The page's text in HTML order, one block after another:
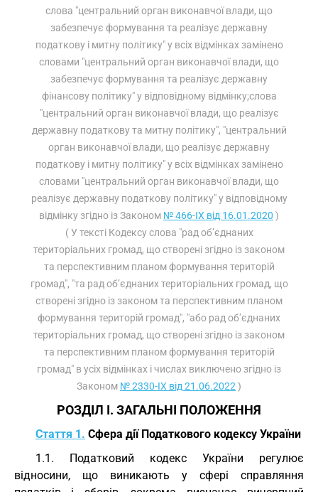
слова "центральний орган виконавчої влади, що
забезпечує формування та реалізує державну
податкову і митну політику" у всіх відмінках замінено
словами "центральний орган виконавчої влади, що
забезпечує формування та реалізує державну
фінансову політику" у відповідному відмінку;слова
"центральний орган виконавчої влади, що реалізує
державну податкову та митну політику", "центральний
орган виконавчої влади, що реалізує державну
податкову і митну політику" у всіх відмінках замінено
словами "центральний орган виконавчої влади, що
реалізує державну податкову політику" у відповідному
відмінку згідно із Законом № 466-IX від 16.01.2020 )
( У тексті Кодексу слова "рад об’єднаних
територіальних громад, що створені згідно із законом
та перспективним планом формування територій
громад", "та рад об’єднаних територіальних громад, що
створені згідно із законом та перспективним планом
формування територій громад", "або рад об’єднаних
територіальних громад, що створені згідно із законом
та перспективним планом формування територій
громад" в усіх відмінках і числах виключено згідно із
Законом № 2330-IX від 21.06.2022 )
РОЗДІЛ I. ЗАГАЛЬНІ ПОЛОЖЕННЯ
Стаття 1. Сфера дії Податкового кодексу України
1.1. Податковий кодекс України регулює
відносини, що виникають у сфері справляння